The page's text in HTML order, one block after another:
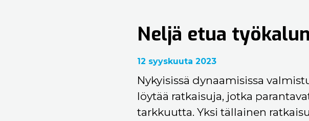
Neljä etua
12 syyskuuta 2023
Nykyisissä dynaamisissa
löytää ratkaisuja, jotka
tarkkuutta. Yksi tällainen